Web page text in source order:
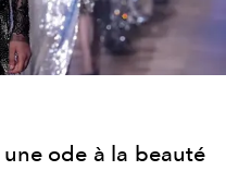
ode à la beauté